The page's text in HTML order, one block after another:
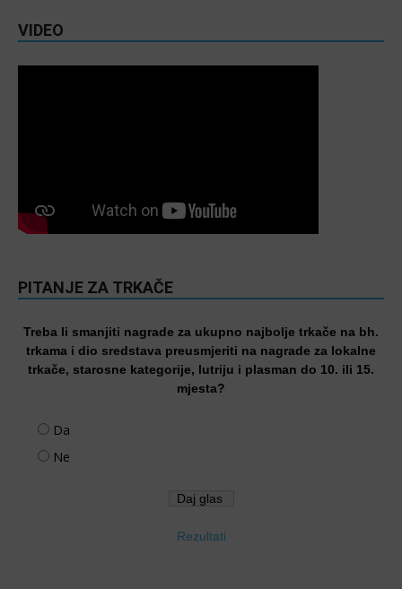
VIDEO
PITANJE ZA TRKAČE
Treba li smanjiti nagrade za ukupno najbolje trkače na bh.
trkama i dio sredstava preusmjeriti na nagrade za lokalne
trkače, starosne kategorije, lutriju i plasman do 10. ili 15.
mjesta?
Da
Ne
Rezultati